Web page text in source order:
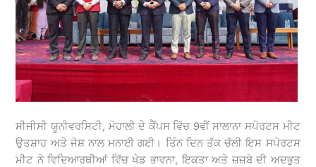
ਸੀਜੀਸੀ ਯੂਨੀਵਰਸਿਟੀ, ਮੋਹਾਲੀ ਦੇ ਕੈਂਪਸ ਵਿੱਚ 9ਵੀਂ ਸਾਲਾਨਾ ਸਪੋਰਟਸ ਮੀਟ
ਉਤਸ਼ਾਹ ਅਤੇ ਜੋਸ਼ ਨਾਲ ਮਨਾਈ ਗਈ। ਤਿੰਨ ਦਿਨ ਤੱਕ ਚੱਲੀ ਇਸ ਸਪੋਰਟਸ
ਮੀਟ ਨੇ ਵਿਦਿਆਰਥੀਆਂ ਵਿੱਚ ਖੇਡ ਭਾਵਨਾ, ਇਕਤਾ ਅਤੇ ਜ਼ਜ਼ਬੇ ਦੀ ਅਦਭੁਤ